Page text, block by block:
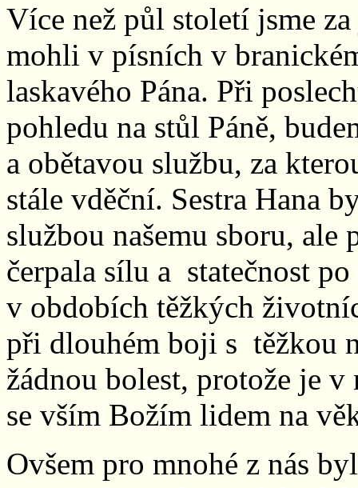
Více než půl století jsme
mohli v písních v
laskavého Pána. Při
pohledu na stůl Páně,
a obětavou službu, za
stále vděční. Sestra Hana
službou našemu sboru,
čerpala sílu a statečnost
v obdobích těžkých
při dlouhém boji s těžkou
žádnou bolest, protože je
se vším Božím lidem na
Ovšem pro mnohé z nás